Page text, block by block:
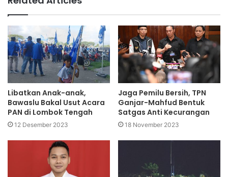
Libatkan Anak-anak,
Bawaslu Bakal Usut Acara
PAN di Lombok Tengah
12 Desember 2023
Jaga Pemilu Bersih, TPN
Ganjar-Mahfud Bentuk
Satgas Anti Kecurangan
18 November 2023